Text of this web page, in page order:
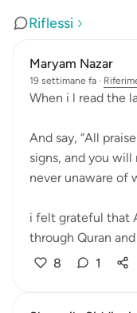
Riflessi
Maryam Nazar
19 settimane fa ·
When i l read the
And say, “All
signs, and you
never unaware of
i felt grateful that
through Quran and
8 1